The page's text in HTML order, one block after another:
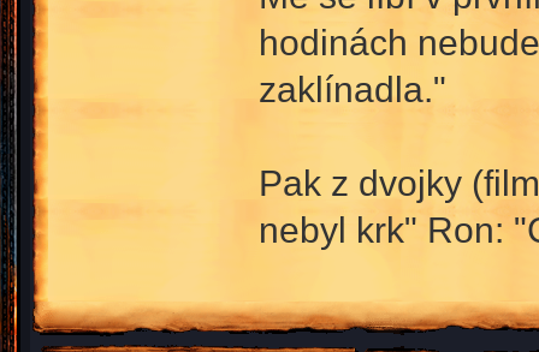
hodinách
zaklínadla."
Pak z dvojky
nebyl krk" Ron: